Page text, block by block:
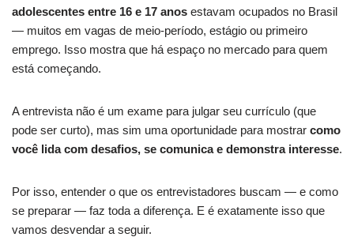
adolescentes entre 16 e 17 anos estavam ocupados no Brasil
— muitos em vagas de meio-período, estágio ou primeiro
emprego. Isso mostra que há espaço no mercado para quem
está começando.
A entrevista não é um exame para julgar seu currículo (que
pode ser curto), mas sim uma oportunidade para mostrar como
você lida com desafios, se comunica e demonstra interesse.
Por isso, entender o que os entrevistadores buscam — e como
se preparar — faz toda a diferença. E é exatamente isso que
vamos desvendar a seguir.